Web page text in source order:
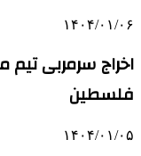
۱۴۰۴/۰۱/۰۶
اخراج سرمربی تیم
فلسطین
۱۴۰۴/۰۱/۰۵